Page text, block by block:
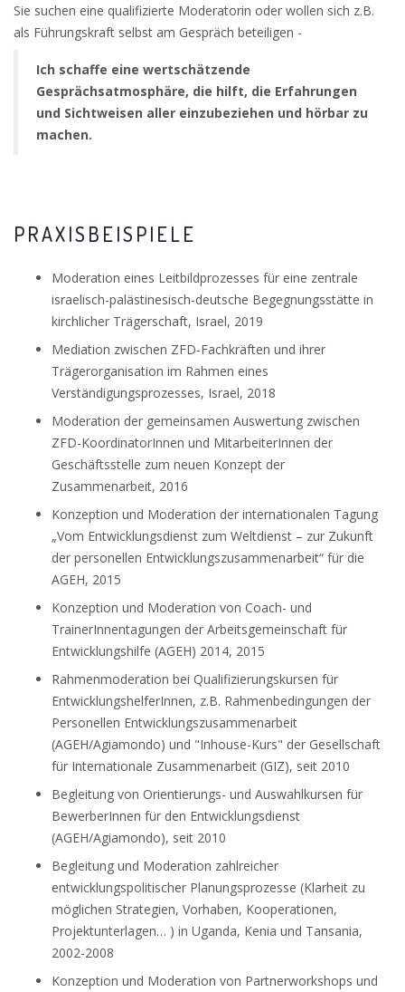
Sie suchen eine qualifizierte Moderatorin oder wollen sich z.B.
als Führungskraft selbst am Gespräch beteiligen -
Ich schaffe eine wertschätzende
Gesprächsatmosphäre, die hilft, die Erfahrungen
und Sichtweisen aller einzubeziehen und hörbar zu
machen.
PRAXISBEISPIELE
Moderation eines Leitbildprozesses für eine zentrale
israelisch-palästinesisch-deutsche Begegnungsstätte in
kirchlicher Trägerschaft, Israel, 2019
Mediation zwischen ZFD-Fachkräften und ihrer
Trägerorganisation im Rahmen eines
Verständigungsprozesses, Israel, 2018
Moderation der gemeinsamen Auswertung zwischen
ZFD-KoordinatorInnen und MitarbeiterInnen der
Geschäftsstelle zum neuen Konzept der
Zusammenarbeit, 2016
Konzeption und Moderation der internationalen Tagung
„Vom Entwicklungsdienst zum Weltdienst – zur Zukunft
der personellen Entwicklungszusammenarbeit“ für die
AGEH, 2015
Konzeption und Moderation von Coach- und
TrainerInnentagungen der Arbeitsgemeinschaft für
Entwicklungshilfe (AGEH) 2014, 2015
Rahmenmoderation bei Qualifizierungskursen für
EntwicklungshelferInnen, z.B. Rahmenbedingungen der
Personellen Entwicklungszusammenarbeit
(AGEH/Agiamondo) und "Inhouse-Kurs" der Gesellschaft
für Internationale Zusammenarbeit (GIZ), seit 2010
Begleitung von Orientierungs- und Auswahlkursen für
BewerberInnen für den Entwicklungsdienst
(AGEH/Agiamondo), seit 2010
Begleitung und Moderation zahlreicher
entwicklungspolitischer Planungsprozesse (Klarheit zu
möglichen Strategien, Vorhaben, Kooperationen,
Projektunterlagen… ) in Uganda, Kenia und Tansania,
2002-2008
Konzeption und Moderation von Partnerworkshops und